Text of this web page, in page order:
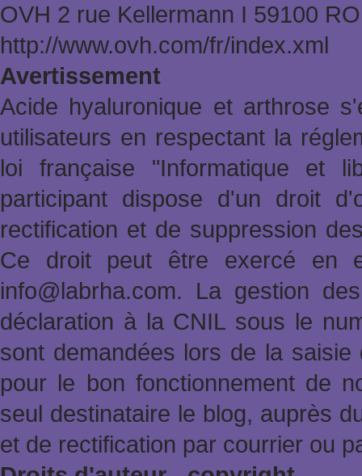
OVH 2 rue Kellermann Ι 59100
http://www.ovh.com/fr/index.xml
Avertissement
Acide hyaluronique et arthrose
utilisateurs en respectant la
loi française "Informatique et
participant dispose d'un droit
rectification et de suppression
Ce droit peut être exercé en
info@labrha.com. La gestion
déclaration à la CNIL sous le
sont demandées lors de la
pour le bon fonctionnement de
seul destinataire le blog, auprès
et de rectification par courrier ou